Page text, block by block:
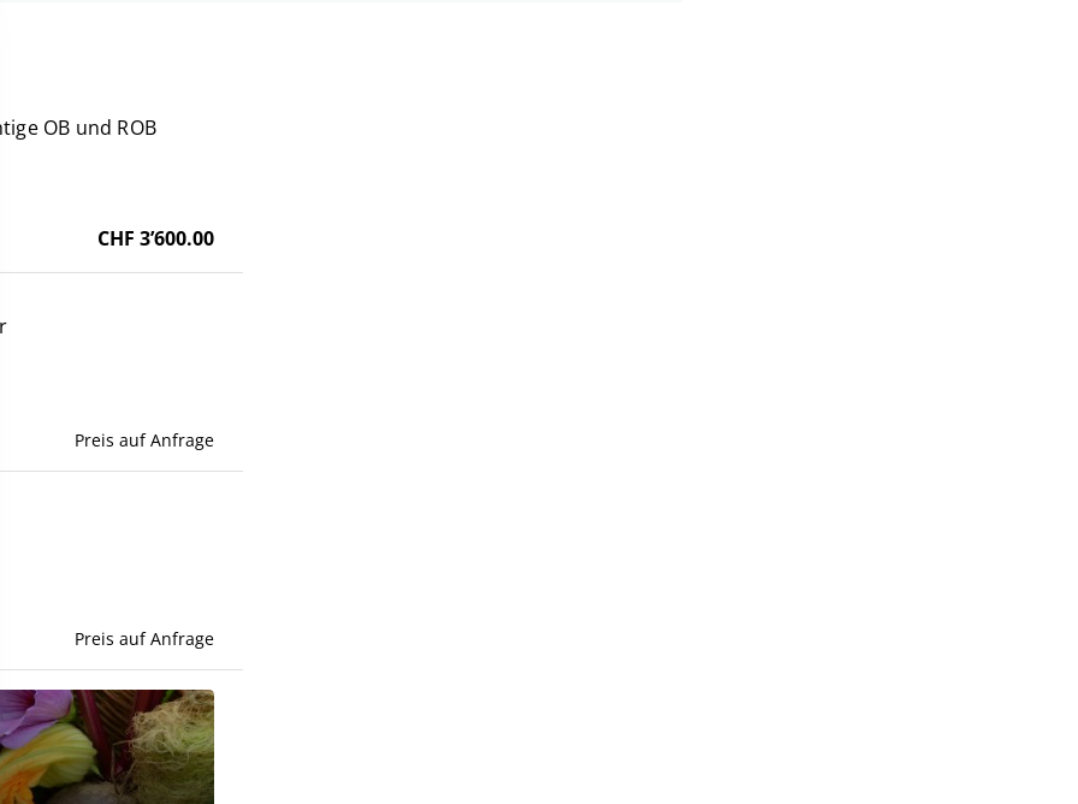
OB und ROB
CHF 3’600.00
Preis auf Anfrage
Preis auf Anfrage